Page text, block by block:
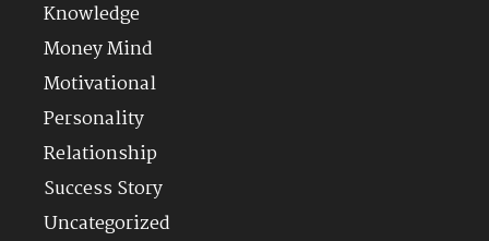
Knowledge
Money Mind
Motivational
Personality
Relationship
Success Story
Uncategorized